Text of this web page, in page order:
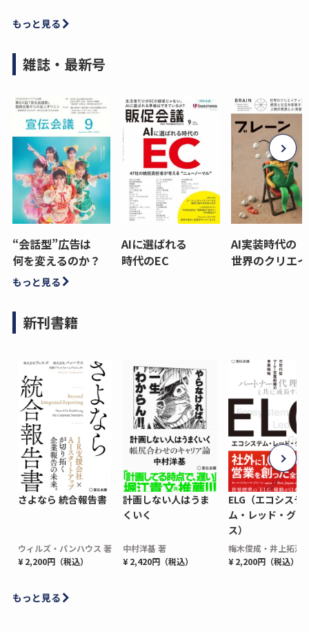
もっと見る
雑誌・最新号
“会話型”広告は
何を変えるのか？
AIに選ばれる
時代のEC
AI実装時代の
世界のクリエ
もっと見る
新刊書籍
さよなら 統合報告書
ウィルズ・パンハウス 著
¥ 2,200円（税込）
計画しない人はうま
くいく
中村洋基 著
¥ 2,420円（税込）
ELG（エコシステ
ム・レッド・グロ
ス）
梅木俊成・井上拓海
¥ 2,200円（税込）
もっと見る